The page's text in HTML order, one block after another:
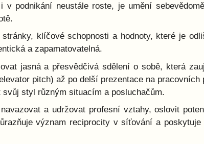
podnikání neustále roste, je umění
klíčové schopnosti a hodnoty, které je
a zapamatovatelná.
jasná a přesvědčivá sdělení o sobě, která
pitch) až po delší prezentace na pracovních
styl různým situacím a posluchačům.
a udržovat profesní vztahy, oslovit
význam reciprocity v síťování a